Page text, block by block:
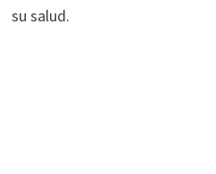
su salud.